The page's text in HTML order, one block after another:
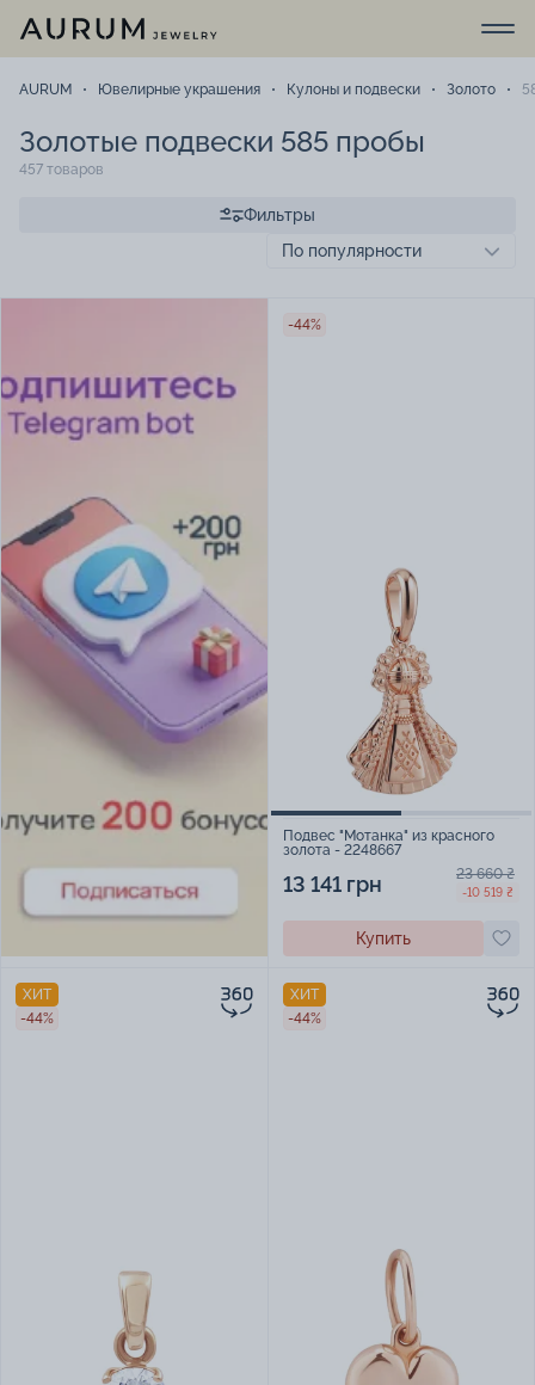
AURUM Ювелирные украшения Кулоны и подвески Золото
Золотые подвески 585 пробы
457 товаров
Фильтры
-44%
Подвес "Мотанка" из красного
золота - 2248667
13 141 грн 23 660 ₴
-10 519 ₴
Купить
ХИТ
-44%
ХИТ
-44%